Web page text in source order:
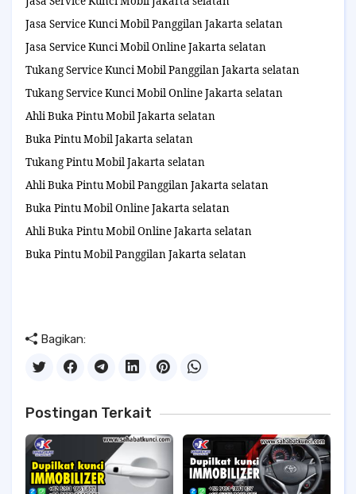
Jasa Service Kunci Mobil Panggilan Jakarta selatan
Jasa Service Kunci Mobil Online Jakarta selatan
Tukang Service Kunci Mobil Panggilan Jakarta selatan
Tukang Service Kunci Mobil Online Jakarta selatan
Ahli Buka Pintu Mobil Jakarta selatan
Buka Pintu Mobil Jakarta selatan
Tukang Pintu Mobil Jakarta selatan
Ahli Buka Pintu Mobil Panggilan Jakarta selatan
Buka Pintu Mobil Online Jakarta selatan
Ahli Buka Pintu Mobil Online Jakarta selatan
Buka Pintu Mobil Panggilan Jakarta selatan
Bagikan:
Postingan Terkait